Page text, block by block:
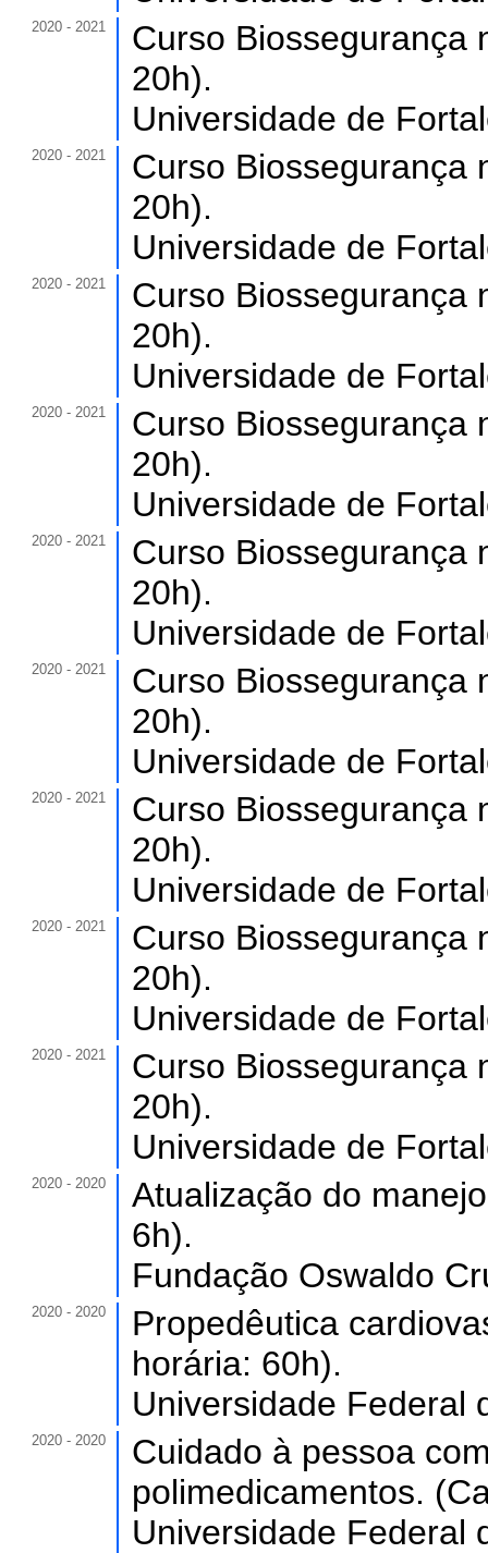
2020 - 2021
Curso Biossegurança
20h).
Universidade de
2020 - 2021
Curso Biossegurança
20h).
Universidade de
2020 - 2021
Curso Biossegurança
20h).
Universidade de
2020 - 2021
Curso Biossegurança
20h).
Universidade de
2020 - 2021
Curso Biossegurança
20h).
Universidade de
2020 - 2021
Curso Biossegurança
20h).
Universidade de
2020 - 2021
Curso Biossegurança
20h).
Universidade de
2020 - 2021
Curso Biossegurança
20h).
Universidade de
2020 - 2021
Curso Biossegurança
20h).
Universidade de
2020 - 2020
Atualização do
6h).
Fundação Oswaldo
2020 - 2020
Propedêutica
horária: 60h).
Universidade Federal
2020 - 2020
Cuidado à pessoa
polimedicamentos.
Universidade Federal